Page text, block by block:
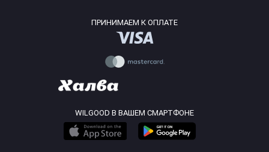
ПРИНИМАЕМ К ОПЛАТЕ
WILGOOD В ВАШЕМ СМАРТФОНЕ